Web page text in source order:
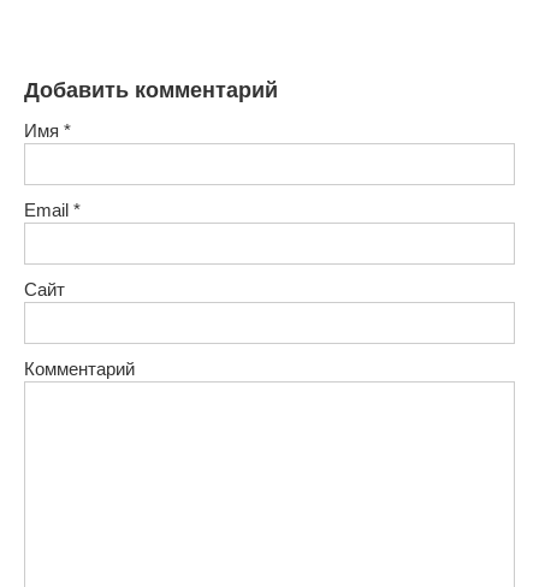
Добавить комментарий
Имя *
Email *
Сайт
Комментарий